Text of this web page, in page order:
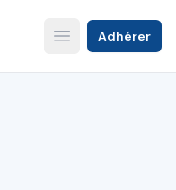
Open main menu
Adhérer